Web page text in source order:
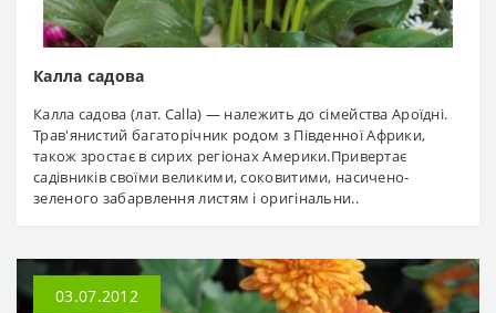
Калла садова
Калла садова (лат. Calla) — належить до сімейства Ароїдні.
Трав'янистий багаторічник родом з Південної Африки,
також зростає в сирих регіонах Америки.Привертає
садівників своїми великими, соковитими, насичено-
зеленого забарвлення листям і оригінальни..
03.07.2012